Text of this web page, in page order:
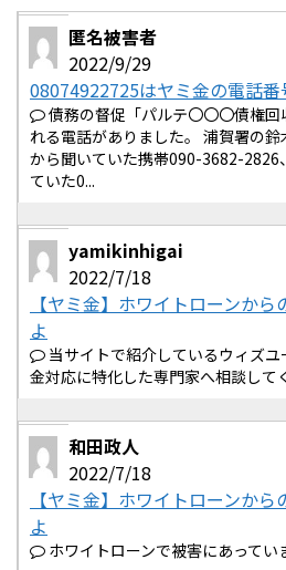
匿名被害者
2022/9/29
08074922725はヤミ金の電話番
債務の督促「パルテ〇〇〇債権
れる電話がありました。 浦賀署の
から聞いていた携帯090-3682-2826
ていた0...
yamikinhigai
2022/7/18
【ヤミ金】ホワイトローンか
よ
当サイトで紹介しているウィズ
金対応に特化した専門家へ相談して
和田政人
2022/7/18
【ヤミ金】ホワイトローンか
よ
ホワイトローンで被害にあってい